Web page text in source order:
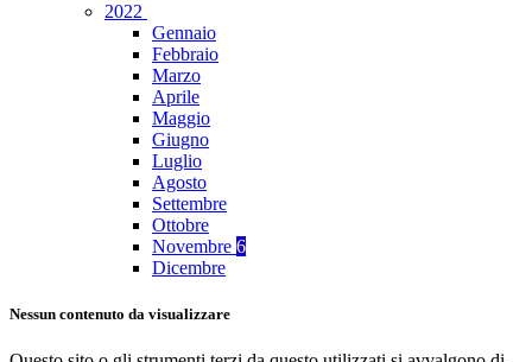
2022
Gennaio
Febbraio
Marzo
Aprile
Maggio
Giugno
Luglio
Agosto
Settembre
Ottobre
Novembre 6
Dicembre
Nessun contenuto da visualizzare